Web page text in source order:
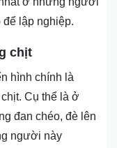
để lập nghiệp.
chịt
hình chính là
Cụ thể là ở
đan chéo, đè lên
người này